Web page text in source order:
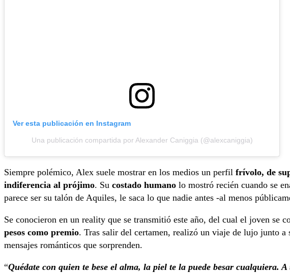
Ver esta publicación en Instagram
Una publicación compartida por Alexander Caniggia (@alexcaniggia)
Siempre polémico, Alex suele mostrar en los medios un perfil frívolo, de
indiferencia al prójimo. Su costado humano lo mostró recién cuando se
parece ser su talón de Aquiles, le saca lo que nadie antes -al menos
Se conocieron en un reality que se transmitió este año, del cual el joven se
pesos como premio. Tras salir del certamen, realizó un viaje de lujo junto
mensajes románticos que sorprenden.
“Quédate con quien te bese el alma, la piel te la puede besar cualquiera.